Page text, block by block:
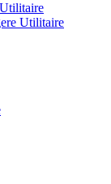
Utilitaire